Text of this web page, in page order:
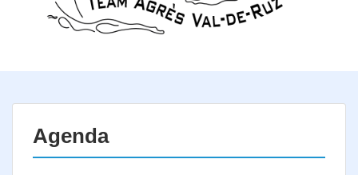
Agenda
La société
Résultats
Inscription